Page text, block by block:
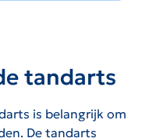
tandarts
is belangrijk om
De tandarts